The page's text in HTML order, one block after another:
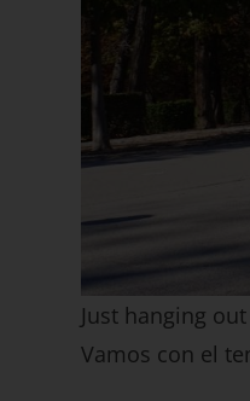
Just hanging
Vamos con el